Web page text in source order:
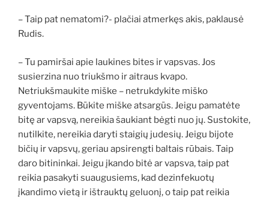
– Taip pat nematomi?- plačiai atmerkęs akis, paklausė
Rudis.
– Tu pamiršai apie laukines bites ir vapsvas. Jos
susierzina nuo triukšmo ir aitraus kvapo.
Netriukšmaukite miške – netrukdykite miško
gyventojams. Būkite miške atsargūs. Jeigu pamatėte
bitę ar vapsvą, nereikia šaukiant bėgti nuo jų. Sustokite,
nutilkite, nereikia daryti staigių judesių. Jeigu bijote
bičių ir vapsvų, geriau apsirengti baltais rūbais. Taip
daro bitininkai. Jeigu įkando bitė ar vapsva, taip pat
reikia pasakyti suaugusiems, kad dezinfekuotų
įkandimo vietą ir ištrauktų geluonį, o taip pat reikia